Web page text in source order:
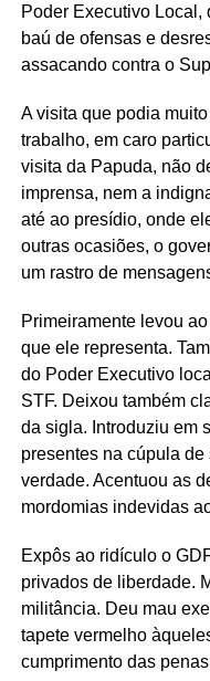
Poder Executivo Local,
baú de ofensas e
assacando contra o
A visita que podia
trabalho, em caro
visita da Papuda, não
imprensa, nem a
até ao presídio, onde
outras ocasiões, o
um rastro de
Primeiramente levou
que ele representa.
do Poder Executivo
STF. Deixou também
da sigla. Introduziu em
presentes na cúpula
verdade. Acentuou as
mordomias indevidas
Expôs ao ridículo o
privados de liberdade.
militância. Deu mau
tapete vermelho
cumprimento das